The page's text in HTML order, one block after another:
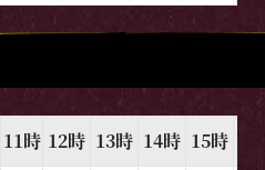
11時 12時 13時 14時 15時